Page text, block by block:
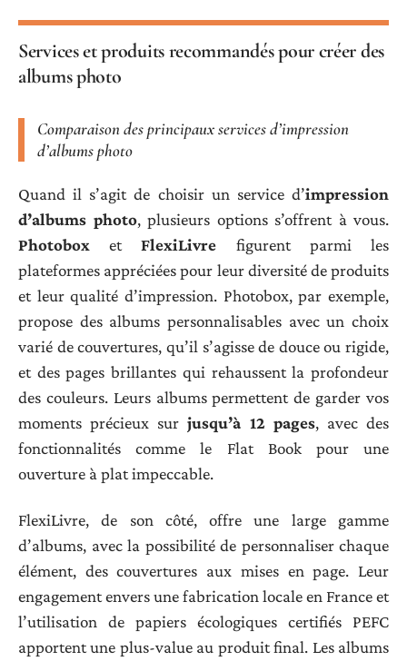
Services et produits recommandés pour créer des
albums photo
Comparaison des principaux services d’impression
d’albums photo
Quand il s’agit de choisir un service d’impression
d’albums photo, plusieurs options s’offrent à vous.
Photobox etFlexiLivre figurent parmi les
plateformes appréciées pour leur diversité de produits
et leur qualité d’impression. Photobox, par exemple,
propose des albums personnalisables avec un choix
varié de couvertures, qu’il s’agisse de douce ou rigide,
et des pages brillantes qui rehaussent la profondeur
des couleurs. Leurs albums permettent de garder vos
moments précieux surjusqu’à 12 pages, avec des
fonctionnalités comme le Flat Book pour une
ouverture à plat impeccable.
FlexiLivre, de son côté, offre une large gamme
d’albums, avec la possibilité de personnaliser chaque
élément, des couvertures aux mises en page. Leur
engagement envers une fabrication locale en France et
l’utilisation de papiers écologiques certifiés PEFC
apportent une plus-value au produit final. Les albums